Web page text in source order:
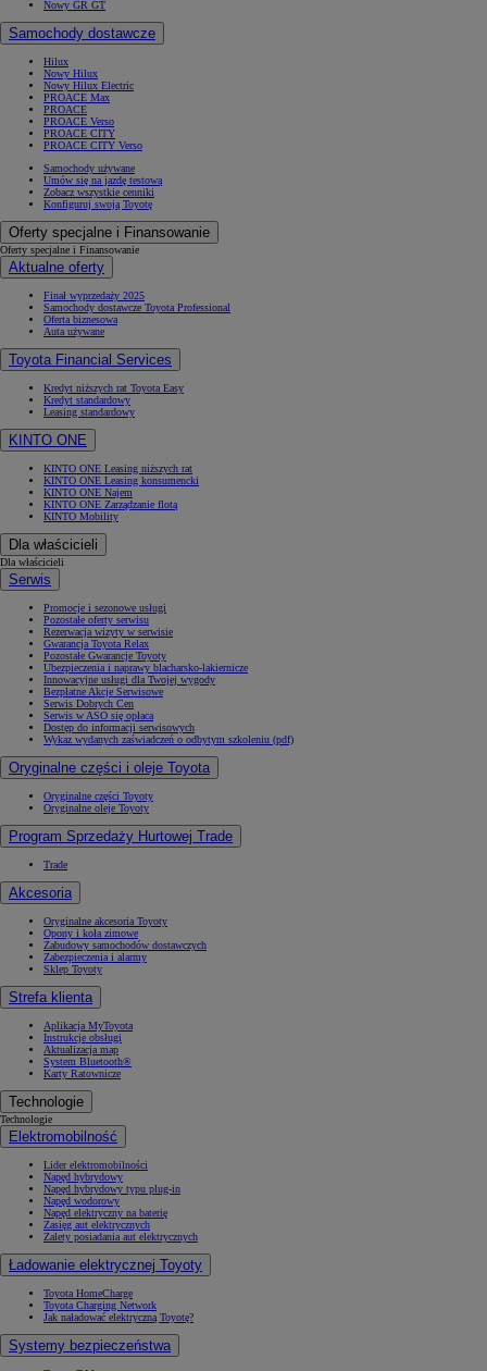
Nowy GR GT
Samochody dostawcze
Hilux
Nowy Hilux
Nowy Hilux Electric
PROACE Max
PROACE
PROACE Verso
PROACE CITY
PROACE CITY Verso
Samochody używane
Umów się na jazdę testową
Zobacz wszystkie cenniki
Konfiguruj swoją Toyotę
Oferty specjalne i Finansowanie
Oferty specjalne i Finansowanie
Aktualne oferty
Finał wyprzedaży 2025
Samochody dostawcze Toyota Professional
Oferta biznesowa
Auta używane
Toyota Financial Services
Kredyt niższych rat Toyota Easy
Kredyt standardowy
Leasing standardowy
KINTO ONE
KINTO ONE Leasing niższych rat
KINTO ONE Leasing konsumencki
KINTO ONE Najem
KINTO ONE Zarządzanie flotą
KINTO Mobility
Dla właścicieli
Dla właścicieli
Serwis
Promocje i sezonowe usługi
Pozostałe oferty serwisu
Rezerwacja wizyty w serwisie
Gwarancja Toyota Relax
Pozostałe Gwarancje Toyoty
Ubezpieczenia i naprawy blacharsko-lakiernicze
Innowacyjne usługi dla Twojej wygody
Bezpłatne Akcje Serwisowe
Serwis Dobrych Cen
Serwis w ASO się opłaca
Dostęp do informacji serwisowych
Wykaz wydanych zaświadczeń o odbytym szkoleniu (pdf)
Oryginalne części i oleje Toyota
Oryginalne części Toyoty
Oryginalne oleje Toyoty
Program Sprzedaży Hurtowej Trade
Trade
Akcesoria
Oryginalne akcesoria Toyoty
Opony i koła zimowe
Zabudowy samochodów dostawczych
Zabezpieczenia i alarmy
Sklep Toyoty
Strefa klienta
Aplikacja MyToyota
Instrukcje obsługi
Aktualizacja map
System Bluetooth®
Karty Ratownicze
Technologie
Technologie
Elektromobilność
Lider elektromobilności
Napęd hybrydowy
Napęd hybrydowy typu plug-in
Napęd wodorowy
Napęd elektryczny na baterię
Zasięg aut elektrycznych
Zalety posiadania aut elektrycznych
Ładowanie elektrycznej Toyoty
Toyota HomeCharge
Toyota Charging Network
Jak naładować elektryczną Toyotę?
Systemy bezpieczeństwa